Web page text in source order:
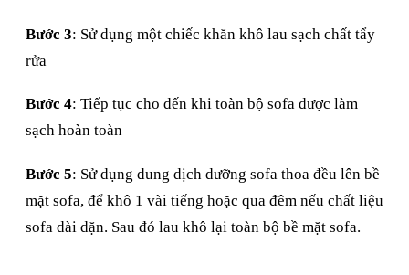
Bước 3: Sử dụng một chiếc khăn khô lau sạch chất tẩy
rửa
Bước 4: Tiếp tục cho đến khi toàn bộ sofa được làm
sạch hoàn toàn
Bước 5: Sử dụng dung dịch dưỡng sofa thoa đều lên bề
mặt sofa, để khô 1 vài tiếng hoặc qua đêm nếu chất liệu
sofa dài dặn. Sau đó lau khô lại toàn bộ bề mặt sofa.